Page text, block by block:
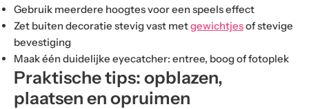
Gebruik meerdere hoogtes voor een speels effect
Zet buiten decoratie stevig vast metgewichtjesof stevige
bevestiging
Maak één duidelijke eyecatcher: entree, boog of fotoplek
Praktische tips: opblazen,
plaatsen en opruimen